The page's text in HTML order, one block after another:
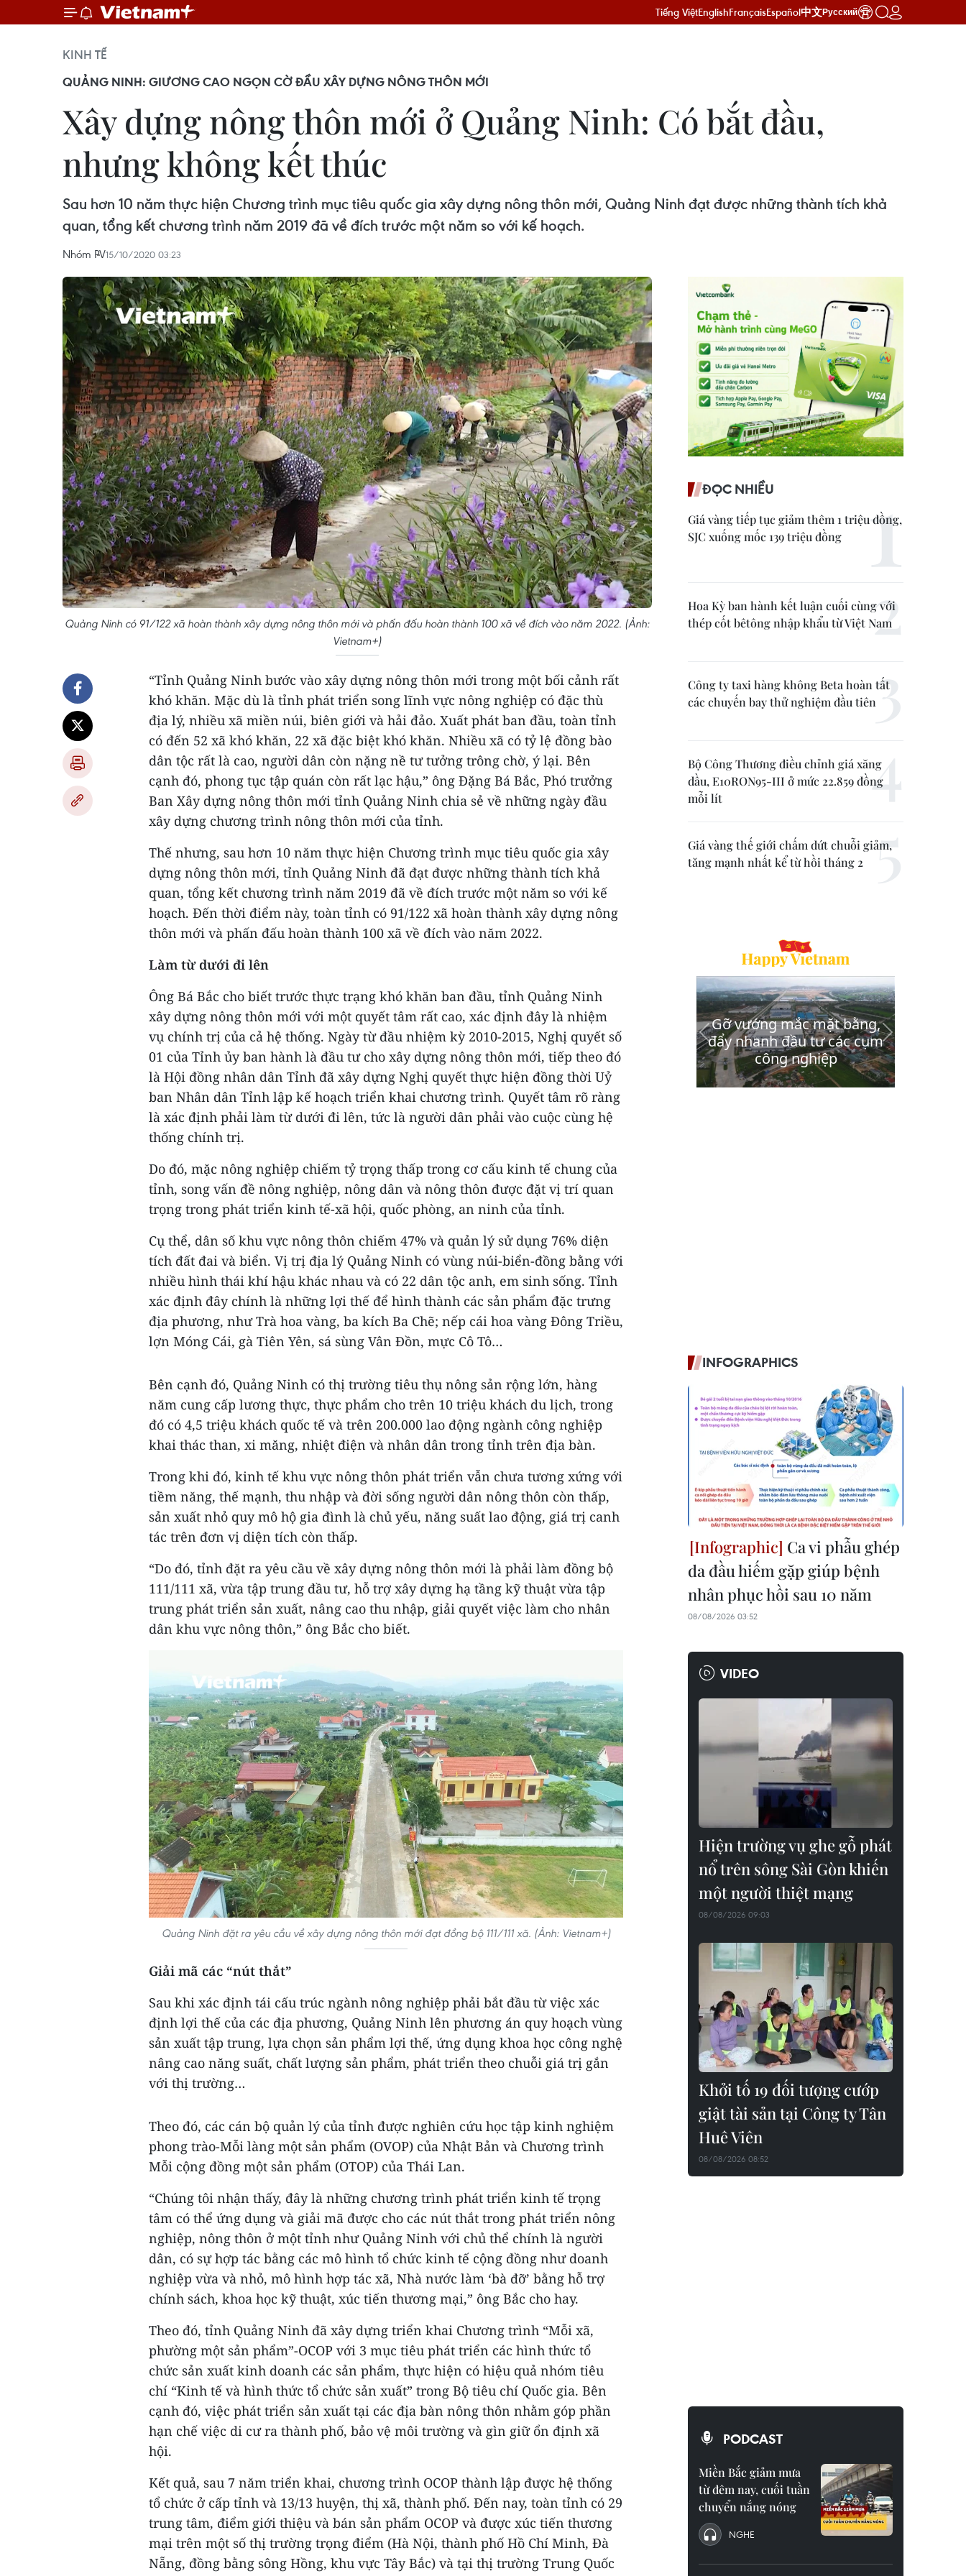
Tiếng ViệtEnglishFrançaisEspañol中文Русский
KINH TẾ
QUẢNG NINH: GIƯƠNG CAO NGỌN CỜ ĐẦU XÂY DỰNG NÔNG THÔN MỚI
Xây dựng nông thôn mới ở Quảng Ninh: Có bắt đầu,
nhưng không kết thúc
Sau hơn 10 năm thực hiện Chương trình mục tiêu quốc gia xây dựng nông thôn mới, Quảng Ninh đạt được những thành tích khả
quan, tổng kết chương trình năm 2019 đã về đích trước một năm so với kế hoạch.
Nhóm PV15/10/2020 03:23
Quảng Ninh có 91/122 xã hoàn thành xây dựng nông thôn mới và phấn đấu hoàn thành 100 xã về đích vào năm 2022. (Ảnh:
Vietnam+)
“Tỉnh Quảng Ninh bước vào xây dựng nông thôn mới trong một bối cảnh rất
khó khăn. Mặc dù là tỉnh phát triển song lĩnh vực nông nghiệp có đặc thù
địa lý, nhiều xã miền núi, biên giới và hải đảo. Xuất phát ban đầu, toàn tỉnh
có đến 52 xã khó khăn, 22 xã đặc biệt khó khăn. Nhiều xã có tỷ lệ đồng bào
dân tộc rất là cao, người dân còn nặng nề tư tưởng trông chờ, ý lại. Bên
cạnh đó, phong tục tập quán còn rất lạc hậu,” ông Đặng Bá Bắc, Phó trưởng
Ban Xây dựng nông thôn mới tỉnh Quảng Ninh chia sẻ về những ngày đầu
xây dựng chương trình nông thôn mới của tỉnh.
Thế nhưng, sau hơn 10 năm thực hiện Chương trình mục tiêu quốc gia xây
dựng nông thôn mới, tỉnh Quảng Ninh đã đạt được những thành tích khả
quan, tổng kết chương trình năm 2019 đã về đích trước một năm so với kế
hoạch. Đến thời điểm này, toàn tỉnh có 91/122 xã hoàn thành xây dựng nông
thôn mới và phấn đấu hoàn thành 100 xã về đích vào năm 2022.
Làm từ dưới đi lên
Ông Bá Bắc cho biết trước thực trạng khó khăn ban đầu, tỉnh Quảng Ninh
xây dựng nông thôn mới với một quyết tâm rất cao, xác định đây là nhiệm
vụ chính trị của cả hệ thống. Ngày từ đầu nhiệm kỳ 2010-2015, Nghị quyết số
01 của Tỉnh ủy ban hành là đầu tư cho xây dựng nông thôn mới, tiếp theo đó
là Hội đồng nhân dân Tỉnh đã xây dựng Nghị quyết thực hiện đồng thời Uỷ
ban Nhân dân Tỉnh lập kế hoạch triển khai chương trình. Quyết tâm rõ ràng
là xác định phải làm từ dưới đi lên, tức là người dân phải vào cuộc cùng hệ
thống chính trị.
Do đó, mặc nông nghiệp chiếm tỷ trọng thấp trong cơ cấu kinh tế chung của
tỉnh, song vấn đề nông nghiệp, nông dân và nông thôn được đặt vị trí quan
trọng trong phát triển kinh tế-xã hội, quốc phòng, an ninh của tỉnh.
Cụ thể, dân số khu vực nông thôn chiếm 47% và quản lý sử dụng 76% diện
tích đất đai và biển. Vị trị địa lý Quảng Ninh có vùng núi-biển-đồng bằng với
nhiều hình thái khí hậu khác nhau và có 22 dân tộc anh, em sinh sống. Tỉnh
xác định đây chính là những lợi thế để hình thành các sản phẩm đặc trưng
địa phương, như Trà hoa vàng, ba kích Ba Chẽ; nếp cái hoa vàng Đông Triều,
lợn Móng Cái, gà Tiên Yên, sá sùng Vân Đồn, mực Cô Tô…
Bên cạnh đó, Quảng Ninh có thị trường tiêu thụ nông sản rộng lớn, hàng
năm cung cấp lương thực, thực phẩm cho trên 10 triệu khách du lịch, trong
đó có 4,5 triệu khách quốc tế và trên 200.000 lao động ngành công nghiệp
khai thác than, xi măng, nhiệt điện và nhân dân trong tỉnh trên địa bàn.
Trong khi đó, kinh tế khu vực nông thôn phát triển vẫn chưa tương xứng với
tiềm năng, thế mạnh, thu nhập và đời sống người dân nông thôn còn thấp,
sản xuất nhỏ quy mô hộ gia đình là chủ yếu, năng suất lao động, giá trị canh
tác trên đơn vị diện tích còn thấp.
“Do đó, tỉnh đặt ra yêu cầu về xây dựng nông thôn mới là phải làm đồng bộ
111/111 xã, vừa tập trung đầu tư, hỗ trợ xây dựng hạ tầng kỹ thuật vừa tập
trung phát triển sản xuất, nâng cao thu nhập, giải quyết việc làm cho nhân
dân khu vực nông thôn,” ông Bắc cho biết.
Quảng Ninh đặt ra yêu cầu về xây dựng nông thôn mới đạt đồng bộ 111/111 xã. (Ảnh: Vietnam+)
Giải mã các “nút thắt”
Sau khi xác định tái cấu trúc ngành nông nghiệp phải bắt đầu từ việc xác
định lợi thế của các địa phương, Quảng Ninh lên phương án quy hoạch vùng
sản xuất tập trung, lựa chọn sản phẩm lợi thế, ứng dụng khoa học công nghệ
nâng cao năng suất, chất lượng sản phẩm, phát triển theo chuỗi giá trị gắn
với thị trường…
Theo đó, các cán bộ quản lý của tỉnh được nghiên cứu học tập kinh nghiệm
phong trào-Mỗi làng một sản phẩm (OVOP) của Nhật Bản và Chương trình
Mỗi cộng đồng một sản phẩm (OTOP) của Thái Lan.
“Chúng tôi nhận thấy, đây là những chương trình phát triển kinh tế trọng
tâm có thể ứng dụng và giải mã được cho các nút thắt trong phát triển nông
nghiệp, nông thôn ở một tỉnh như Quảng Ninh với chủ thể chính là người
dân, có sự hợp tác bằng các mô hình tổ chức kinh tế cộng đồng như doanh
nghiệp vừa và nhỏ, mô hình hợp tác xã, Nhà nước làm ‘bà đỡ’ bằng hỗ trợ
chính sách, khoa học kỹ thuật, xúc tiến thương mại,” ông Bắc cho hay.
Theo đó, tỉnh Quảng Ninh đã xây dựng triển khai Chương trình “Mỗi xã,
phường một sản phẩm”-OCOP với 3 mục tiêu phát triển các hình thức tổ
chức sản xuất kinh doanh các sản phẩm, thực hiện có hiệu quả nhóm tiêu
chí “Kinh tế và hình thức tổ chức sản xuất” trong Bộ tiêu chí Quốc gia. Bên
cạnh đó, việc phát triển sản xuất tại các địa bàn nông thôn nhằm góp phần
hạn chế việc di cư ra thành phố, bảo vệ môi trường và gìn giữ ổn định xã
hội.
Kết quả, sau 7 năm triển khai, chương trình OCOP thành lập được hệ thống
tổ chức ở cấp tỉnh và 13/13 huyện, thị xã, thành phố. Đến nay, toàn tỉnh có 29
trung tâm, điểm giới thiệu và bán sản phẩm OCOP và được xúc tiến thương
mại trên một số thị trường trọng điểm (Hà Nội, thành phố Hồ Chí Minh, Đà
Nẵng, đồng bằng sông Hồng, khu vực Tây Bắc) và tại thị trường Trung Quốc
ĐỌC NHIỀU
Giá vàng tiếp tục giảm thêm 1 triệu đồng,
SJC xuống mốc 139 triệu đồng
Hoa Kỳ ban hành kết luận cuối cùng với
thép cốt bêtông nhập khẩu từ Việt Nam
Công ty taxi hàng không Beta hoàn tất
các chuyến bay thử nghiệm đầu tiên
Bộ Công Thương điều chỉnh giá xăng
dầu, E10RON95-III ở mức 22.859 đồng
mỗi lít
Giá vàng thế giới chấm dứt chuỗi giảm,
tăng mạnh nhất kể từ hồi tháng 2
INFOGRAPHICS
Ca vi phẫu ghép
da đầu hiếm gặp giúp bệnh
nhân phục hồi sau 10 năm
08/08/2026 03:52
VIDEO
Hiện trường vụ ghe gỗ phát
nổ trên sông Sài Gòn khiến
một người thiệt mạng
08/08/2026 09:03
Khởi tố 19 đối tượng cướp
giật tài sản tại Công ty Tân
Huê Viên
08/08/2026 08:52
PODCAST
Miền Bắc giảm mưa
từ đêm nay, cuối tuần
chuyển nắng nóng
NGHE